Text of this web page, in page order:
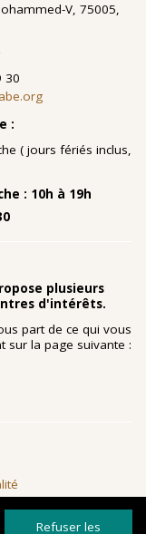
donation
peintes et de
exécutées
d'ateliers de
de Blida-
V, 75005,
30
:
( jours fériés inclus,
: 10h à 19h
plusieurs
d'intérêts.
part de ce qui vous
sur la page suivante :
Refuser les